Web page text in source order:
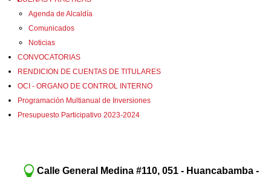
Agenda de Alcaldía
Comunicados
Noticias
CONVOCATORIAS
RENDICION DE CUENTAS DE TITULARES
OCI - ORGANO DE CONTROL INTERNO
Programación Multianual de Inversiones
Presupuesto Participativo 2023-2024
Calle General Medina #110, 051 - Huancabamba -